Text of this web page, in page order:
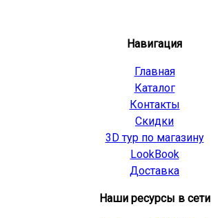
Навигация
Главная
Каталог
Контакты
Скидки
3D тур по магазину
LookBook
Доставка
Наши ресурсы в сети